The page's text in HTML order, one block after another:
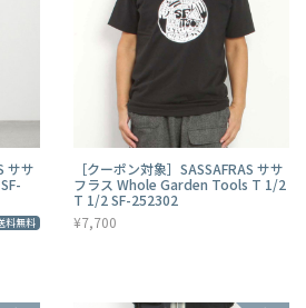
ササ
料無料
［クーポン対象］SASSAFRAS ササ
フラス Whole Garden Tools T 1/2
T 1/2 SF-252302
¥7,700